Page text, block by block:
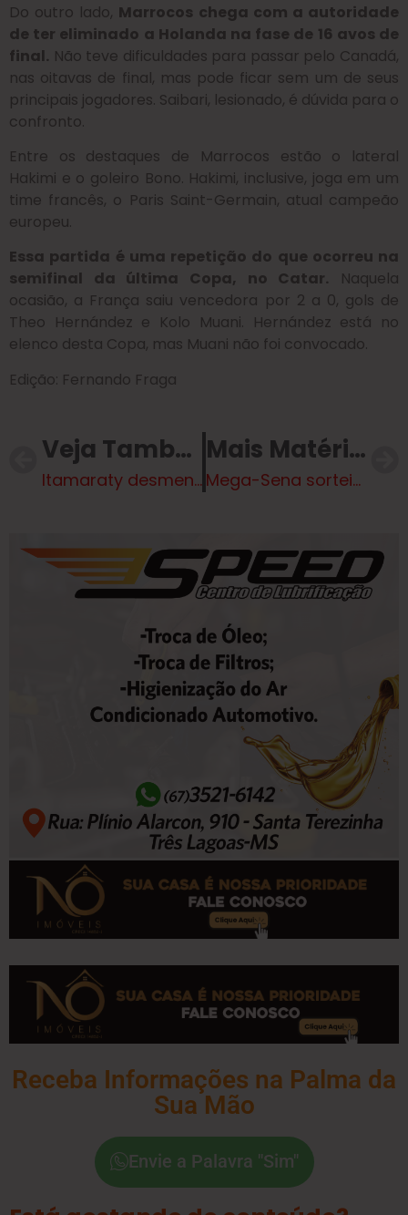
Do outro lado, Marrocos chega com a autoridade
de ter eliminado a Holanda na fase de 16 avos de
final. Não teve dificuldades para passar pelo Canadá,
nas oitavas de final, mas pode ficar sem um de seus
principais jogadores. Saibari, lesionado, é dúvida para o
confronto.
Entre os destaques de Marrocos estão o lateral
Hakimi e o goleiro Bono. Hakimi, inclusive, joga em um
time francês, o Paris Saint-Germain, atual campeão
europeu.
Essa partida é uma repetição do que ocorreu na
semifinal da última Copa, no Catar. Naquela
ocasião, a França saiu vencedora por 2 a 0, gols de
Theo Hernández e Kolo Muani. Hernández está no
elenco desta Copa, mas Muani não foi convocado.
Edição: Fernando Fraga
Veja Também
Itamaraty desmente Lula sobre visto negado a assessor de Trump: motivação foi eleitoral
Mais Matérias
Mega-Sena sorteia prêmio acumulado milionário nesta quinta-feira; veja detalhes
Receba Informações na Palma da
Sua Mão
Envie a Palavra "Sim"